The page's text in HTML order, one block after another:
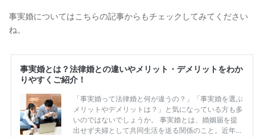
事実婚についてはこちらの記事からもチェックしてみてください
ね。